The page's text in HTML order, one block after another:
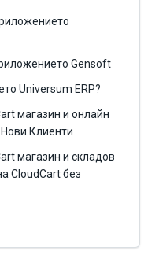
Gensoft
Universum ERP?
магазин и онлайн
Клиенти
магазин и складов
CloudCart без